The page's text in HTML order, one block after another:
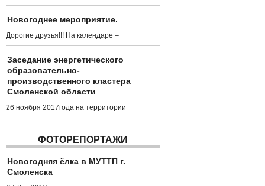
Новогоднее мероприятие.
Дорогие друзья!!! На календаре –
Заседание энергетического
образовательно-
производственного кластера
Смоленской области
26 ноября 2017года на территории
ФОТОРЕПОРТАЖИ
Новогодняя ёлка в МУТТП г.
Смоленска